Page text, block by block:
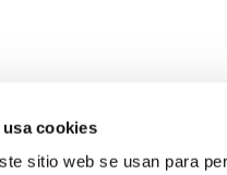
cookies
sitio web se usan para